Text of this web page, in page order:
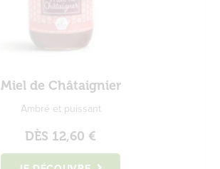
Miel de Châtaignier
Ambré et puissant
DÈS 12,60 €